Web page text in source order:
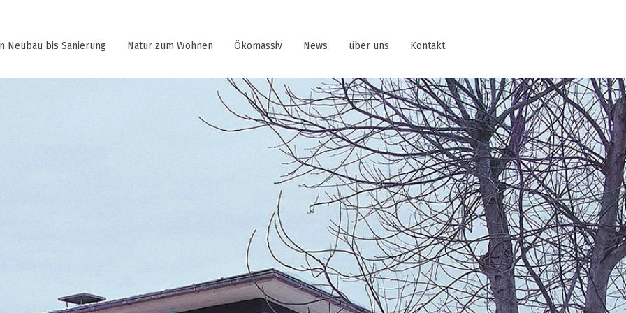
Neubau bis Sanierung Natur zum Wohnen Ökomassiv News über uns Kontakt